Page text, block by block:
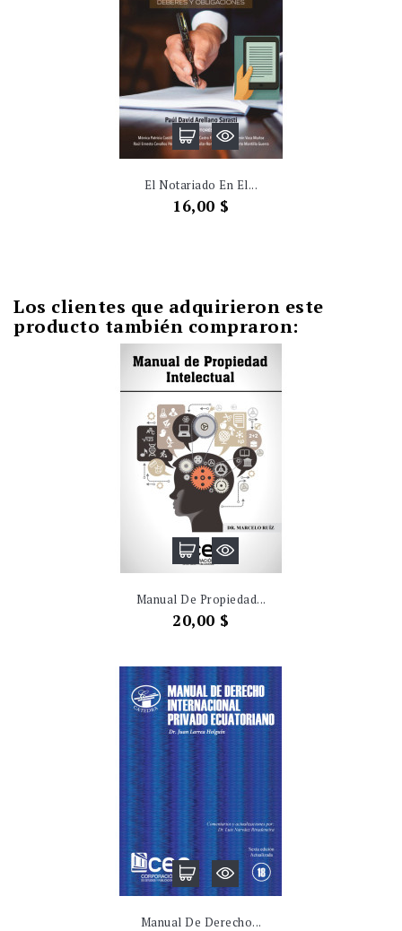
El Notariado En El...
Precio
16,00 $
Los clientes que adquirieron este
producto también compraron:
Manual De Propiedad...
Precio
20,00 $
Manual De Derecho...